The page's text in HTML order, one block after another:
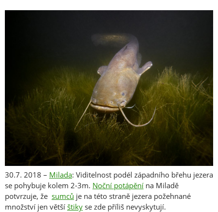
30.7. 2018 – Milada: Viditelnost podél západního břehu jezera
se pohybuje kolem 2-3m. Noční potápění na Miladě
potvrzuje, že sumců je na této straně jezera požehnané
množství jen větší štiky se zde příliš nevyskytují.